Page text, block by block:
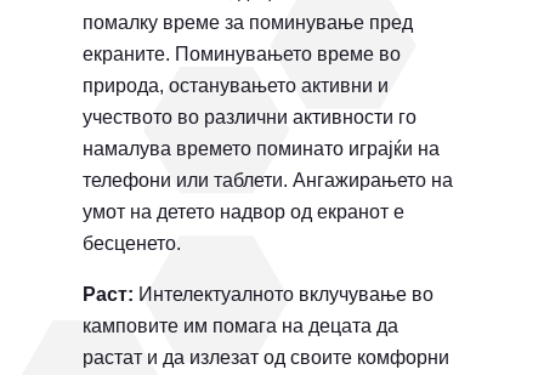
помалку време за поминување пред
екраните. Поминувањето време во
природа, останувањето активни и
учеството во различни активности го
намалува времето поминато играјќи на
телефони или таблети. Aнгажирањето на
умот на детето надвор од екранот е
бесценето.
Раст: Интелектуалното вклучување во
камповите им помага на децата да
растат и да излезат од своите комфорни